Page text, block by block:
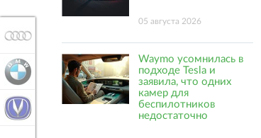
05 августа 2026
Waymo усомнилась в
подходе Tesla и
заявила, что одних
камер для
беспилотников
недостаточно
BMW